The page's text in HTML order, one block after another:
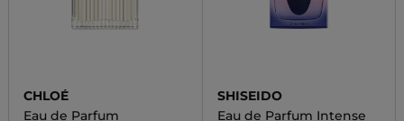
CHLOÉ
Eau de Parfum
SHISEIDO
Eau de Parfum Intense